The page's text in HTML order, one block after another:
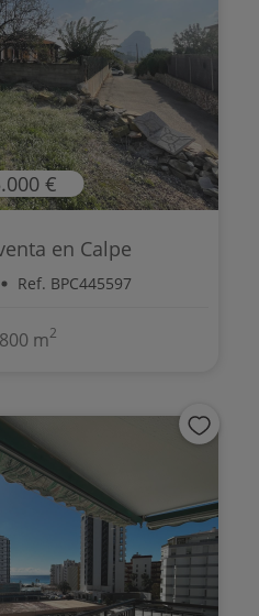
€
en Calpe
Ref. BPC445597
800 m2